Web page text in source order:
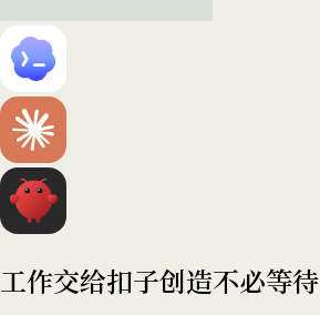
工作交给扣子创造不必等待